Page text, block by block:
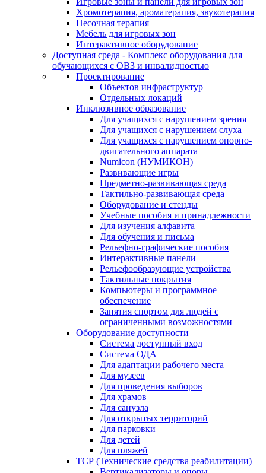
Хромотерапия, ароматерапия, звукотерапия
Песочная терапия
Мебель для игровых зон
Интерактивное оборудование
Доступная среда - Комплекс оборудования для
обучающихся с ОВЗ и инвалидностью
Проектирование
Объектов инфраструктур
Отдельных локаций
Инклюзивное образование
Для учащихся с нарушением зрения
Для учащихся с нарушением слуха
Для учащихся с нарушением опорно-
двигательного аппарата
Numicon (НУМИКОН)
Развивающие игры
Предметно-развивающая среда
Тактильно-развивающая среда
Оборудование и стенды
Учебные пособия и принадлежности
Для изучения алфавита
Для обучения и письма
Рельефно-графические пособия
Интерактивные панели
Рельефообразующие устройства
Тактильные покрытия
Компьютеры и программное
обеспечение
Занятия спортом для людей с
ограниченными возможностями
Оборудование доступности
Система доступный вход
Система ОДА
Для адаптации рабочего места
Для музеев
Для проведения выборов
Для храмов
Для санузла
Для открытых территорий
Для парковки
Для детей
Для пляжей
ТСР (Технические средства реабилитации)